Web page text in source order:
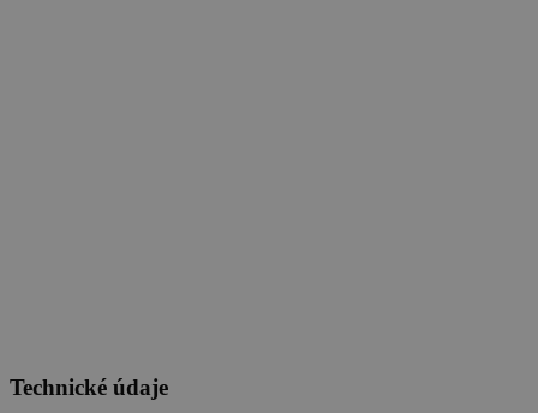
Technické údaje